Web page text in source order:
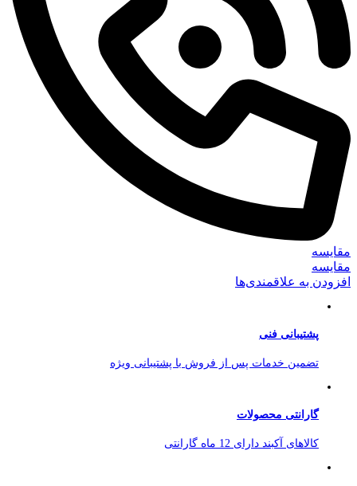
مقایسه
مقایسه
افزودن به علاقمندی‌ها
پشتیبانی فنی
تضمین خدمات پس از فروش با پشتیبانی ویژه
گارانتی محصولات
کالاهای آکبند دارای 12 ماه گارانتی